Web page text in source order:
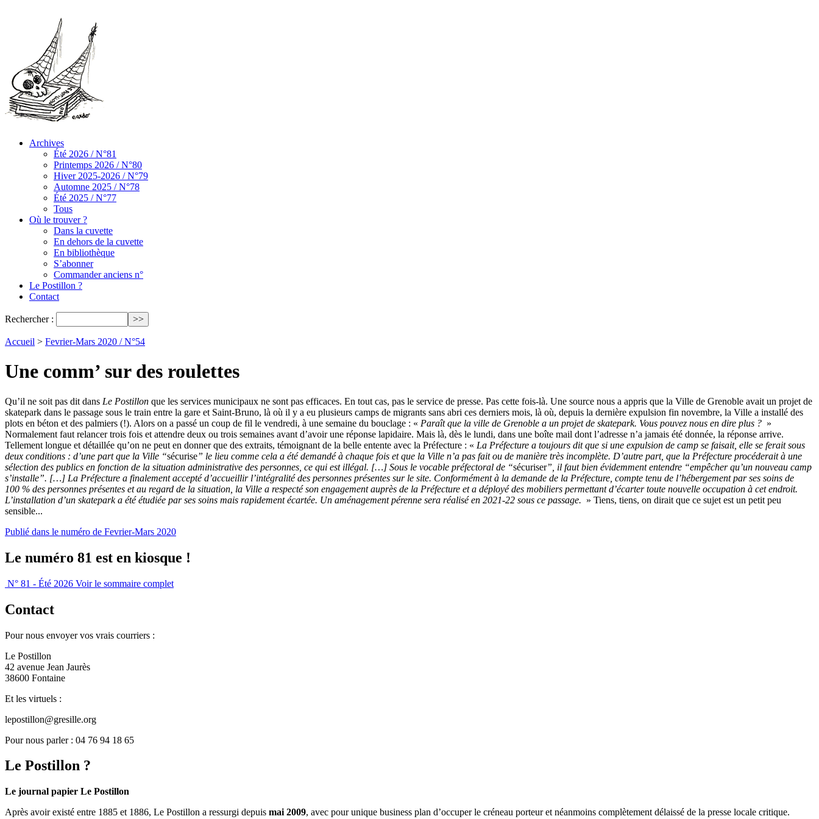
Archives
Été 2026 / N°81
Printemps 2026 / N°80
Hiver 2025-2026 / N°79
Automne 2025 / N°78
Été 2025 / N°77
Tous
Où le trouver ?
Dans la cuvette
En dehors de la cuvette
En bibliothèque
S’abonner
Commander anciens n°
Le Postillon ?
Contact
Rechercher :
Accueil > Fevrier-Mars 2020 / N°54
Une comm’ sur des roulettes
Qu’il ne soit pas dit dans Le Postillon que les services municipaux ne sont pas efficaces. En tout cas, pas le service de presse. Pas cette fois-là. Une source nous a appris que la Ville de Grenoble avait un projet de
skatepark dans le passage sous le train entre la gare et Saint-Bruno, là où il y a eu plusieurs camps de migrants sans abri ces derniers mois, là où, depuis la dernière expulsion fin novembre, la Ville a installé des
plots en béton et des palmiers (!). Alors on a passé un coup de fil le vendredi, à une semaine du bouclage : « Paraît que la ville de Grenoble a un projet de skatepark. Vous pouvez nous en dire plus ? »
Normalement faut relancer trois fois et attendre deux ou trois semaines avant d’avoir une réponse lapidaire. Mais là, dès le lundi, dans une boîte mail dont l’adresse n’a jamais été donnée, la réponse arrive.
Tellement longue et détaillée qu’on ne peut en donner que des extraits, témoignant de la belle entente avec la Préfecture : « La Préfecture a toujours dit que si une expulsion de camp se faisait, elle se ferait sous
deux conditions : d’une part que la Ville “sécurise” le lieu comme cela a été demandé à chaque fois et que la Ville n’a pas fait ou de manière très incomplète. D’autre part, que la Préfecture procéderait à une
sélection des publics en fonction de la situation administrative des personnes, ce qui est illégal. […] Sous le vocable préfectoral de “sécuriser”, il faut bien évidemment entendre “empêcher qu’un nouveau camp
s’installe”. […] La Préfecture a finalement accepté d’accueillir l’intégralité des personnes présentes sur le site. Conformément à la demande de la Préfecture, compte tenu de l’hébergement par ses soins de
100 % des personnes présentes et au regard de la situation, la Ville a respecté son engagement auprès de la Préfecture et a déployé des mobiliers permettant d’écarter toute nouvelle occupation à cet endroit.
L’installation d’un skatepark a été étudiée par ses soins mais rapidement écartée. Un aménagement pérenne sera réalisé en 2021‑22 sous ce passage. » Tiens, tiens, on dirait que ce sujet est un petit peu
sensible...
Publié dans le numéro de Fevrier-Mars 2020
Le numéro 81 est en kiosque !
N° 81 - Été 2026 Voir le sommaire complet
Contact
Pour nous envoyer vos vrais courriers :
Le Postillon
42 avenue Jean Jaurès
38600 Fontaine
Et les virtuels :
lepostillon@gresille.org
Pour nous parler : 04 76 94 18 65
Le Postillon ?
Le journal papier Le Postillon
Après avoir existé entre 1885 et 1886, Le Postillon a ressurgi depuis mai 2009, avec pour unique business plan d’occuper le créneau porteur et néanmoins complètement délaissé de la presse locale critique.